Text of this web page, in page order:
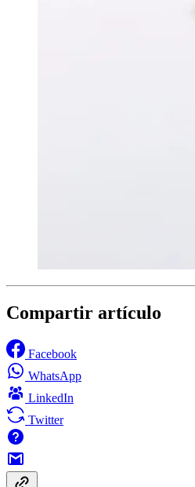
Compartir artículo
Facebook
WhatsApp
LinkedIn
Twitter